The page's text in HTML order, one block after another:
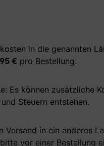
in die genannten
€ pro Bestellung.
Es können zusätzliche
Steuern entstehen.
Versand in ein anderes
vor einer Bestellung